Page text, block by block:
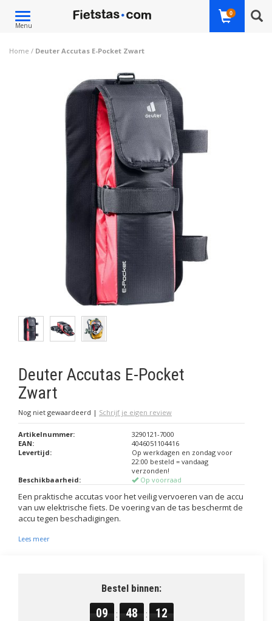
Toggle
navigation
Menu
0
Home / Deuter Accutas E-Pocket Zwart
Deuter Accutas E-Pocket
Zwart
Nog niet gewaardeerd | Schrijf je eigen review
Artikelnummer:
3290121-7000
EAN:
4046051104416
Levertijd:
Op werkdagen en zondag voor
22:00 besteld = vandaag
verzonden!
Beschikbaarheid:
Op voorraad
Een praktische accutas voor het veilig vervoeren van de accu
van uw elektrische fiets. De voering van de tas beschermt de
accu tegen beschadigingen.
Lees meer
Bestel binnen:
09 : 48 : 11